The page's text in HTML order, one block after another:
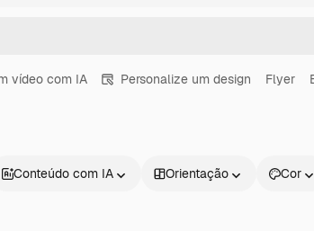
vídeo com IA Personalize um design Flyer
Conteúdo com IA Orientação Cor